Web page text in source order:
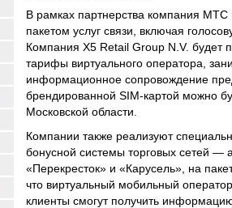
В рамках партнерства компания
пакетом услуг связи, включая
Компания X5 Retail Group N.V. будет
тарифы виртуального оператора,
информационное сопровождение
брендированной SIM-картой можно
Московской области.
Компании также реализуют
бонусной системы торговых сетей
«Перекресток» и «Карусель», на
что виртуальный мобильный
клиенты смогут получить